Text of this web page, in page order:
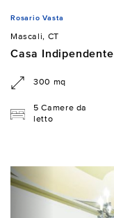
Rosario Vasta
Mascali, CT
Casa Indipendente
300 mq
5 Camere da
letto